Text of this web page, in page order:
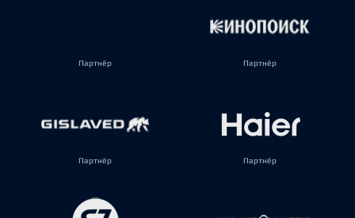
Партнёр Партнёр
Партнёр Партнёр